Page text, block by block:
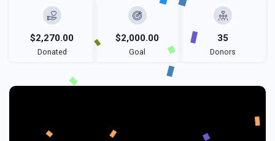
$2,270.00
Donated
$2,000.00
Goal
35
Donors